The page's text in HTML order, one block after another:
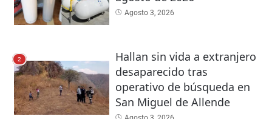
Agosto 3, 2026
2
Hallan sin vida a extranjero
desaparecido tras
operativo de búsqueda en
San Miguel de Allende